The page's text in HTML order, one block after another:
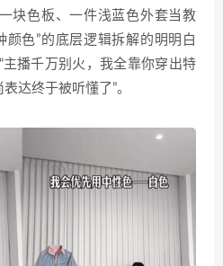
块色板、一件浅蓝色外套当教
颜色”的底层逻辑拆解的明明白
主播千万别火，我全靠你穿出特
达终于被听懂了”。